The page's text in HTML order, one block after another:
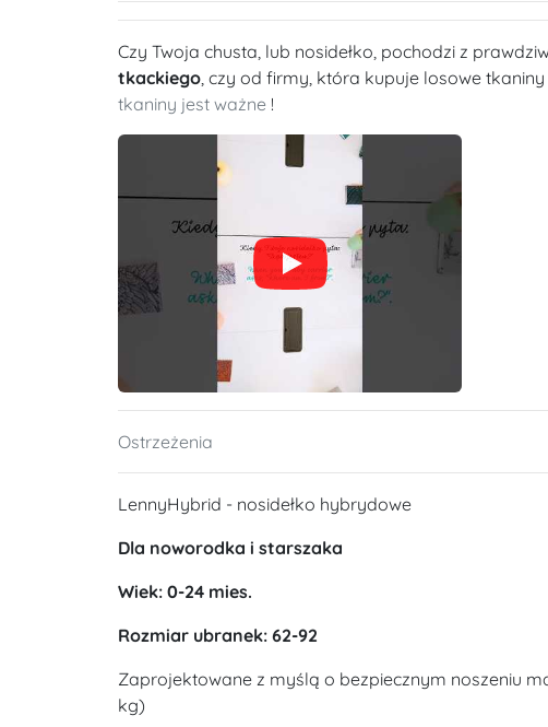
Czy Twoja chusta, lub nosidełko, pochodzi z
tkackiego, czy od firmy, która kupuje losowe tkaniny
tkaniny jest ważne !
Ostrzeżenia
LennyHybrid - nosidełko hybrydowe
Dla noworodka i starszaka
Wiek: 0-24 mies.
Rozmiar ubranek: 62-92
Zaprojektowane z myślą o bezpiecznym noszeniu
kg)